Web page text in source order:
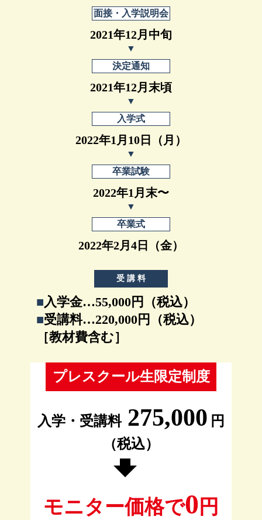
面接・入学説明会
2021年12月中旬
決定通知
2021年12月末頃
入学式
2022年1月10日（月）
卒業試験
2022年1月末〜
卒業式
2022年2月4日（金）
受 講 料
■入学金…55,000円（税込）
■受講料…220,000円（税込）
［教材費含む］
プレスクール生限定制度
入学・受講料 275,000 円
（税込）
モニター価格で0 円